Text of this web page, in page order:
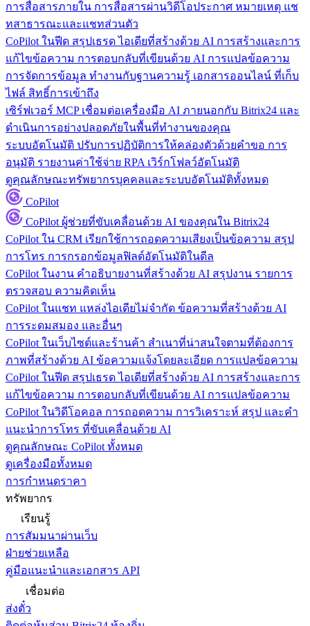
การสื่อสารภายใน การสื่อสารผ่านวิดีโอประกาศ หมายเหตุ แช
ทสาธารณะและแชทส่วนตัว
CoPilot ในฟีด สรุปเธรด ไอเดียที่สร้างด้วย AI การสร้างและการ
แก้ไขข้อความ การตอบกลับที่เขียนด้วย AI การแปลข้อความ
การจัดการข้อมูล ทำงานกับฐานความรู้ เอกสารออนไลน์ ที่เก็บ
ไฟล์ สิทธิ์การเข้าถึง
เซิร์ฟเวอร์ MCP เชื่อมต่อเครื่องมือ AI ภายนอกกับ Bitrix24 และ
ดำเนินการอย่างปลอดภัยในพื้นที่ทำงานของคุณ
ระบบอัตโนมัติ ปรับการปฏิบัติการให้คล่องตัวด้วยคำขอ การ
อนุมัติ รายงานค่าใช้จ่าย RPA เวิร์กโฟลว์อัตโนมัติ
ดูคุณลักษณะทรัพยากรบุคคลและระบบอัตโนมัติทั้งหมด
CoPilot
CoPilot ผู้ช่วยที่ขับเคลื่อนด้วย AI ของคุณใน Bitrix24
CoPilot ใน CRM เรียกใช้การถอดความเสียงเป็นข้อความ สรุป
การโทร การกรอกข้อมูลฟิลด์อัตโนมัติในดีล
CoPilot ในงาน คำอธิบายงานที่สร้างด้วย AI สรุปงาน รายการ
ตรวจสอบ ความคิดเห็น
CoPilot ในแชท แหล่งไอเดียไม่จำกัด ข้อความที่สร้างด้วย AI
การระดมสมอง และอื่นๆ
CoPilot ในเว็บไซต์และร้านค้า สำเนาที่น่าสนใจตามที่ต้องการ
ภาพที่สร้างด้วย AI ข้อความแจ้งโดยละเอียด การแปลข้อความ
CoPilot ในฟีด สรุปเธรด ไอเดียที่สร้างด้วย AI การสร้างและการ
แก้ไขข้อความ การตอบกลับที่เขียนด้วย AI การแปลข้อความ
CoPilot ในวิดีโอคอล การถอดความ การวิเคราะห์ สรุป และคำ
แนะนำการโทร ที่ขับเคลื่อนด้วย AI
ดูคุณลักษณะ CoPilot ทั้งหมด
ดูเครื่องมือทั้งหมด
การกำหนดราคา
ทรัพยากร
เรียนรู้
การสัมมนาผ่านเว็บ
ฝ่ายช่วยเหลือ
คู่มือแนะนำและเอกสาร API
เชื่อมต่อ
ส่งตั๋ว